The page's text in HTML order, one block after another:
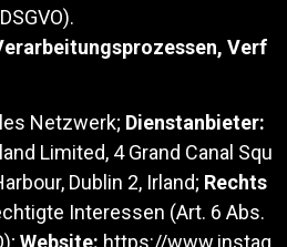
Verf
Netzwerk; Dienstanbieter:
Limited, 4 Grand Canal Squ
Dublin 2, Irland; Rechts
Interessen (Art. 6 Abs.
Website: https://www.instag